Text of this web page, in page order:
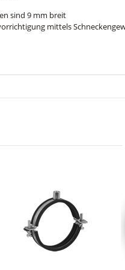
sind 9 mm breit
mittels